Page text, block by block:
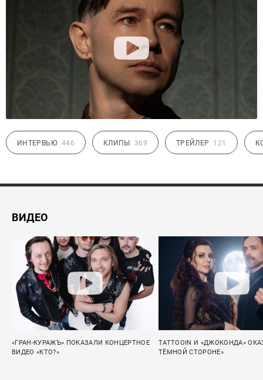
ИНТЕРВЬЮ 446 КЛИПЫ 369 ТРЕЙЛЕР 121
ВИДЕО
«ГРАН-КУРАЖЪ» ПОКАЗАЛИ КОНЦЕРТНОЕ
ВИДЕО «КТО?»
TATTOOIN И «ДЖОКОНДА»
ТЁМНОЙ СТОРОНЕ»